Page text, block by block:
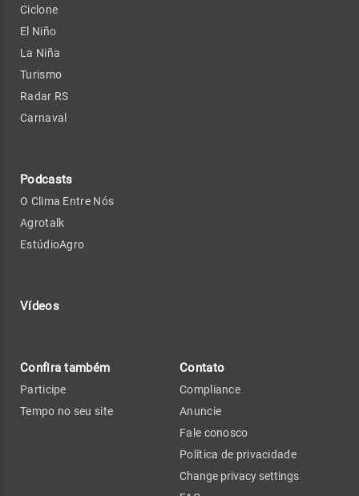
Ciclone
El Niño
La Niña
Turismo
Radar RS
Carnaval
Podcasts
O Clima Entre Nós
Agrotalk
EstúdioAgro
Vídeos
Confira também
Participe
Tempo no seu site
Contato
Compliance
Anuncie
Fale conosco
Política de privacidade
Change privacy settings